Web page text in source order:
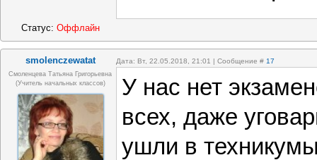
поэтому
моему, так.
Статус: Оффлайн
smolenczewatat Дата: Вт, 22.05.2018, 21:01 | Сообщение # 17
Смоленцева Татьяна Григорьевна
(учитель начальных классов)
У нас нет
всех, даже
ушли в